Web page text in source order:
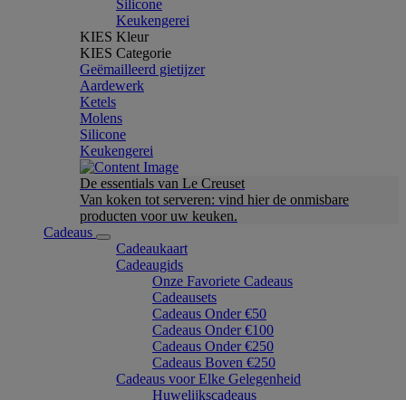
Silicone
Keukengerei
KIES Kleur
KIES Categorie
Geëmailleerd gietijzer
Aardewerk
Ketels
Molens
Silicone
Keukengerei
De essentials van Le Creuset
Van koken tot serveren: vind hier de onmisbare
producten voor uw keuken.
Cadeaus
Cadeaukaart
Cadeaugids
Onze Favoriete Cadeaus
Cadeausets
Cadeaus Onder €50
Cadeaus Onder €100
Cadeaus Onder €250
Cadeaus Boven €250
Cadeaus voor Elke Gelegenheid
Huwelijkscadeaus